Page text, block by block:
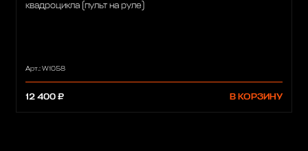
квадроцикла (пульт на руле)
Арт.: W1058
12 400 ₽ В КОРЗИНУ